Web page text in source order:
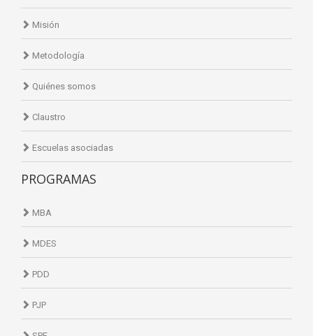
Misión
Metodología
Quiénes somos
Claustro
Escuelas asociadas
PROGRAMAS
MBA
MDES
PDD
PJP